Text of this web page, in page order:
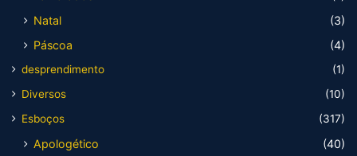
Natal
(3)
Páscoa
(4)
desprendimento
(1)
Diversos
(10)
Esboços
(317)
Apologético
(40)